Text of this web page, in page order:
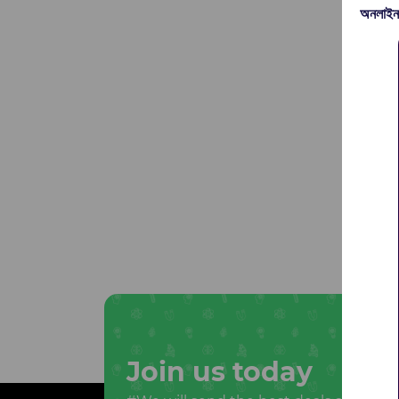
Join us today